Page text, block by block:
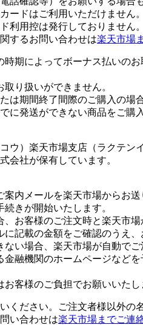
ードはご利用いただけません。
利用控は発行しておりません。
するお問い合わせは楽天市場
時期によってボーナス払いの
り扱いができません。
は期間終了間際のご購入の場合
に発送ができない商品をご購
ウ）楽天市場支店（ラクテ
会社が保有しています。
内メールを楽天市場からお送
きが開始いたします。
お客様のご注文時と楽天市
記載の金額をご確認のうえ、
い場合、楽天市場が自動でご
融機関のホームページなど
客様のご負担でお願いいたし
ください。ご注文者様以外の
い合わせは楽天市場までご連